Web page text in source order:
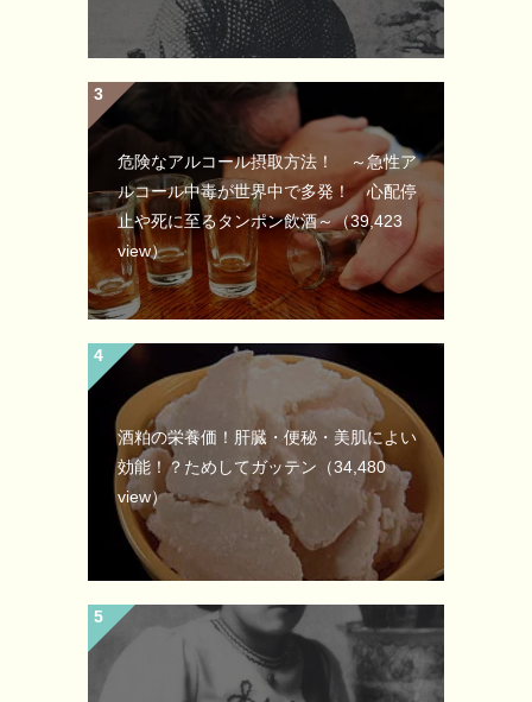
危険なアルコール摂取方法！ ～急性ア
ルコール中毒が世界中で多発！ 心配停
止や死に至るタンポン飲酒～（39,423
view）
酒粕の栄養価！肝臓・便秘・美肌によい
効能！？ためしてガッテン （34,480
view）